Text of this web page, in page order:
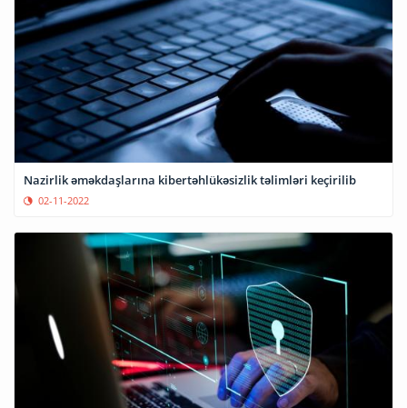
Nazirlik əməkdaşlarına kibertəhlükəsizlik təlimləri keçirilib
02-11-2022